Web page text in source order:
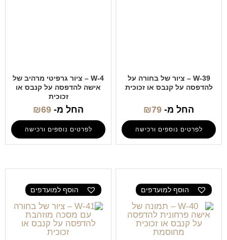
W-39 – ציור של בחורה על
להדפסה על קנבס או זכוכית
החל מ- ₪79
לפרטים נוספים ורכישה
W-4 – ציור גרפיטי מרהיב של
אישה להדפסה על קנבס או
זכוכית
החל מ- ₪69
לפרטים נוספים ורכישה
הוסף למועדפים הוסף למועדפים